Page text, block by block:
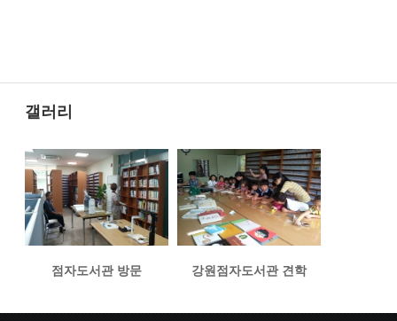
갤러리
점자도서관 방문 강원점자도서관 견학